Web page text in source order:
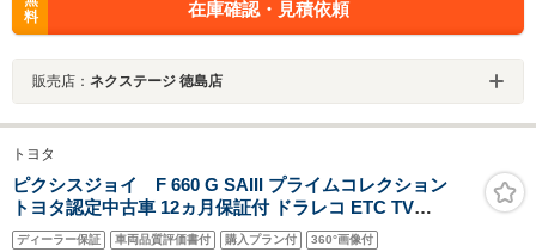
料
在庫確認・見積依頼
販売店： ネクステージ 徳島店
トヨタ
ピクシスジョイ F 660 G SAIII プライムコレクション
トヨタ認定中古車 12ヵ月保証付 ドラレコ ETC TV
Bluetooth
ディーラー保証 車両品質評価書付 購入プラン付 360°画像付